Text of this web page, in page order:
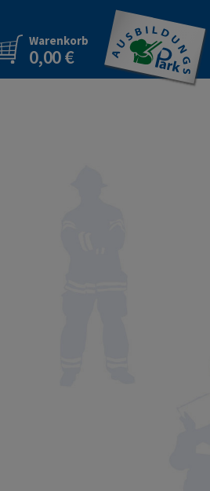
Warenkorb
0,00 €